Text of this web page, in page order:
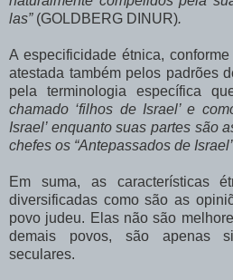
las” (GOLDBERG DINUR).
A especificidade étnica,
atestada também pelos padrões
pela terminologia específica
chamado ‘filhos de Israel’ e
Israel’ enquanto suas partes são
chefes os “Antepassados de
Em suma, as características
diversificadas como são as
povo judeu. Elas não são
demais povos, são apenas
seculares.